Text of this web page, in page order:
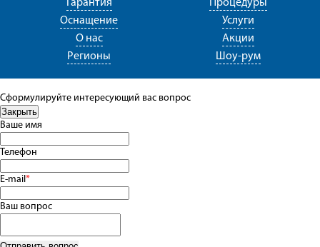
Гарантия
Процедуры
Оснащение
Услуги
О нас
Акции
Регионы
Шоу-рум
Сформулируйте интересующий вас вопрос
Ваше имя
Телефон
E-mail*
Ваш вопрос